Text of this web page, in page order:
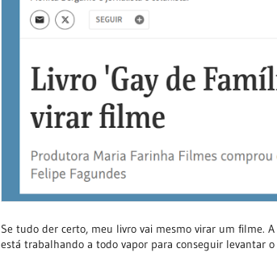
Se tudo der certo, meu livro vai mesmo virar um filme.
está trabalhando a todo vapor para conseguir levantar